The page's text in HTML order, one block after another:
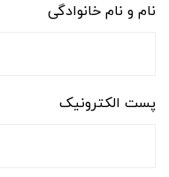
نام و نام خانوادگی
پست الکترونیک